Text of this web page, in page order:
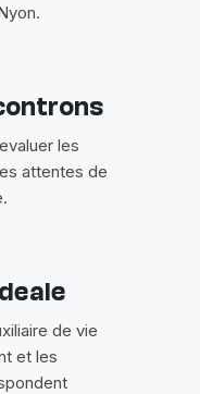
les
attentes de
de vie
et les